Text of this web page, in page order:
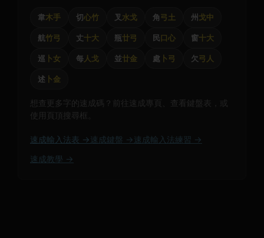
韋木手 切心竹 叉 水戈 角弓土 州 戈中
航竹弓 丈十大 瓶廿弓 民口心 窗十大
巡 卜女 每人戈 並廿金 處 卜弓 欠弓人
述 卜金
想查更多字的速成碼？前往速成專頁、查看鍵盤表，或
使用頁頂搜尋框。
速成輸入法表 → 速成鍵盤 → 速成輸入法練習 →
速成教學 →